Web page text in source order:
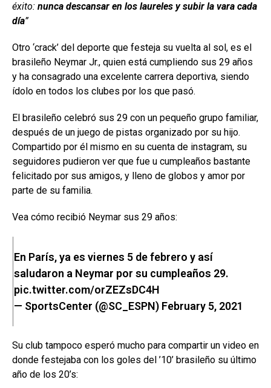
éxito: nunca descansar en los laureles y subir la vara cada
día”
Otro ‘crack’ del deporte que festeja su vuelta al sol, es el
brasileño Neymar Jr., quien está cumpliendo sus 29 años
y ha consagrado una excelente carrera deportiva, siendo
ídolo en todos los clubes por los que pasó.
El brasileño celebró sus 29 con un pequeño grupo familiar,
después de un juego de pistas organizado por su hijo.
Compartido por él mismo en su cuenta de instagram, su
seguidores pudieron ver que fue u cumpleaños bastante
felicitado por sus amigos, y lleno de globos y amor por
parte de su familia.
Vea cómo recibió Neymar sus 29 años:
En París, ya es viernes 5 de febrero y así
saludaron a Neymar por su cumpleaños 29.
pic.twitter.com/orZEZsDC4H
— SportsCenter (@SC_ESPN) February 5, 2021
Su club tampoco esperó mucho para compartir un video en
donde festejaba con los goles del ’10’ brasileño su último
año de los 20’s: